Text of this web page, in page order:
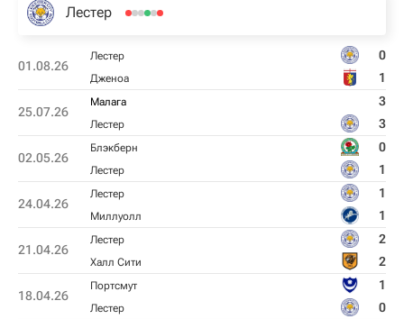
Лестер
01.08.26
Лестер 0
Дженоа 1
25.07.26
Малага 3
Лестер 3
02.05.26
Блэкберн 0
Лестер 1
24.04.26
Лестер 1
Миллуолл 1
21.04.26
Лестер 2
Халл Сити 2
18.04.26
Пoртсмут 1
Лестер 0